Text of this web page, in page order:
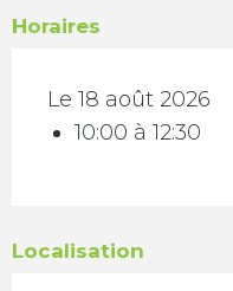
Horaires
Le 18 août 2026
10:00 à 12:30
Localisation